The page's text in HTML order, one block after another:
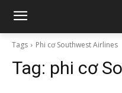
Tags Phi cơ Southwest Airlines
Tag: phi cơ